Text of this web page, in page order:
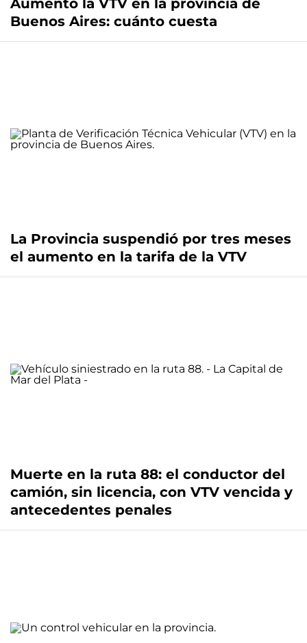
Aumentó la VTV en la provincia de
Buenos Aires: cuánto cuesta
La Provincia suspendió por tres meses
el aumento en la tarifa de la VTV
Muerte en la ruta 88: el conductor del
camión, sin licencia, con VTV vencida y
antecedentes penales